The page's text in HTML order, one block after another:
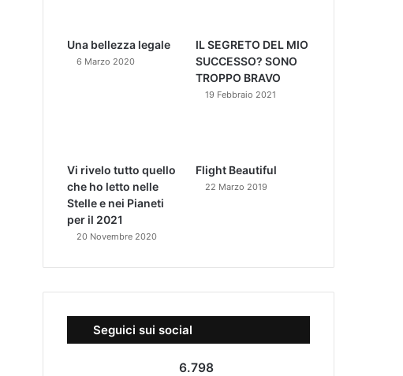
Una bellezza legale
6 Marzo 2020
IL SEGRETO DEL MIO
SUCCESSO? SONO
TROPPO BRAVO
19 Febbraio 2021
Vi rivelo tutto quello
che ho letto nelle
Stelle e nei Pianeti
per il 2021
20 Novembre 2020
Flight Beautiful
22 Marzo 2019
Seguici sui social
6.798